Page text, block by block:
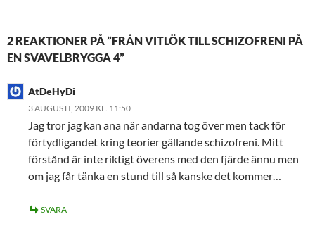
2 REAKTIONER PÅ ”FRÅN VITLÖK TILL SCHIZOFRENI PÅ
EN SVAVELBRYGGA 4”
AtDeHyDi
3 AUGUSTI, 2009 KL. 11:50
Jag tror jag kan ana när andarna tog över men tack för
förtydligandet kring teorier gällande schizofreni. Mitt
förstånd är inte riktigt överens med den fjärde ännu men
om jag får tänka en stund till så kanske det kommer…
SVARA